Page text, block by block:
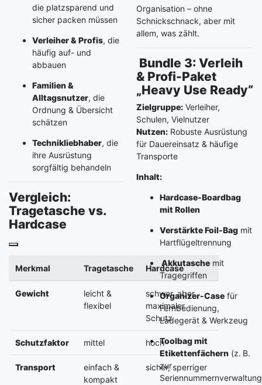
die platzsparend und
sicher packen müssen
Verleiher & Profis, die
häufig auf- und
abbauen
Familien &
Alltagsnutzer, die
Ordnung & Übersicht
schätzen
Technikliebhaber, die
ihre Ausrüstung
sorgfältig behandeln
Vergleich:
Tragetasche vs.
Hardcase
Merkmal Tragetasche Hardcase
Gewicht
leicht &
flexibel
schwer, aber
maximaler
Schutz
Schutzfaktor mittel hoch
Transport
einfach &
kompakt
sicher, sperriger
Organisation – ohne
Schnickschnack, aber mit
allem, was zählt.
Bundle 3: Verleih
& Profi-Paket
„Heavy Use Ready“
Zielgruppe:Verleiher,
Schulen, Vielnutzer
Nutzen:Robuste Ausrüstung
für Dauereinsatz & häufige
Transporte
Inhalt:
Hardcase-Boardbag
mit Rollen
Verstärkte Foil-Bagmit
Hartflügeltrennung
Akkutaschemit
Tragegriffen
Organizer-Casefür
Fernbedienung,
Ladegerät & Werkzeug
Toolbag mit
Etikettenfächern(z. B.
zur